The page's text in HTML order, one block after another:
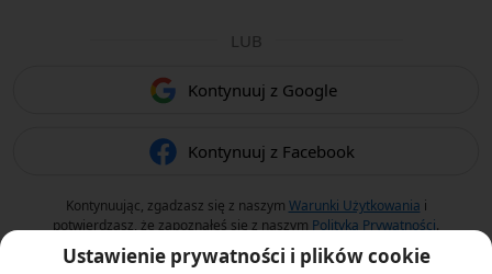
LUB
Kontynuuj z Google
Kontynuuj z Facebook
Kontynuując, zgadzasz się z naszym Warunki Użytkowania i
potwierdzasz, że zapoznałeś się z naszym Polityka Prywatności.
Ustawienie prywatności i plików cookie